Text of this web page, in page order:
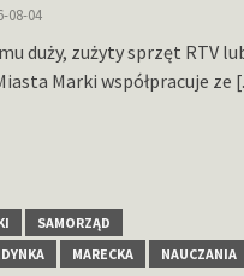
08-04
duży, zużyty sprzęt RTV
Marki współpracuje ze
SAMORZĄD
MARECKA NAUCZANIA